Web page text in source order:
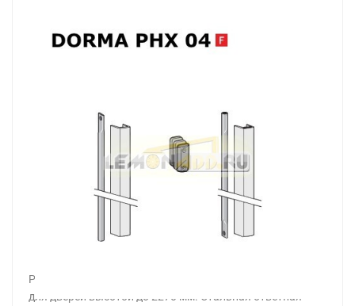
PHX 04 Комплект соединительных штанг с крышками
для дверей высотой до 2270 мм. Стальная ответная